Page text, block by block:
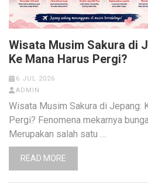
Wisata Musim Sakura di
Ke Mana Harus Pergi?
6 JUL 2026
ADMIN
Wisata Musim Sakura di Jepang:
Pergi? Fenomena mekarnya
Merupakan salah satu …
READ MORE